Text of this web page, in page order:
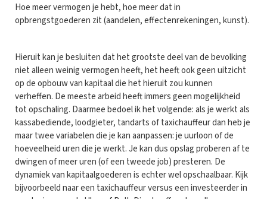
Hoe meer vermogen je hebt, hoe meer dat in
opbrengstgoederen zit (aandelen, effectenrekeningen, kunst).
Hieruit kan je besluiten dat het grootste deel van de bevolking
niet alleen weinig vermogen heeft, het heeft ook geen uitzicht
op de opbouw van kapitaal die het hieruit zou kunnen
verheffen. De meeste arbeid heeft immers geen mogelijkheid
tot opschaling. Daarmee bedoel ik het volgende: als je werkt als
kassabediende, loodgieter, tandarts of taxichauffeur dan heb je
maar twee variabelen die je kan aanpassen: je uurloon of de
hoeveelheid uren die je werkt. Je kan dus opslag proberen af te
dwingen of meer uren (of een tweede job) presteren. De
dynamiek van kapitaalgoederen is echter wel opschaalbaar. Kijk
bijvoorbeeld naar een taxichauffeur versus een investeerder in